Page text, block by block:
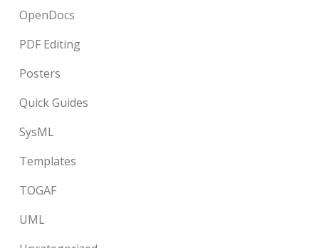
OpenDocs
PDF Editing
Posters
Quick Guides
SysML
Templates
TOGAF
UML